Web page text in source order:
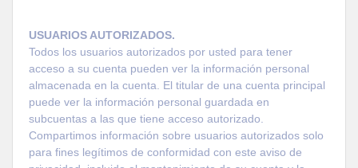
USUARIOS AUTORIZADOS.
Todos los usuarios autorizados por usted para tener
acceso a su cuenta pueden ver la información personal
almacenada en la cuenta. El titular de una cuenta principal
puede ver la información personal guardada en
subcuentas a las que tiene acceso autorizado.
Compartimos información sobre usuarios autorizados solo
para fines legítimos de conformidad con este aviso de